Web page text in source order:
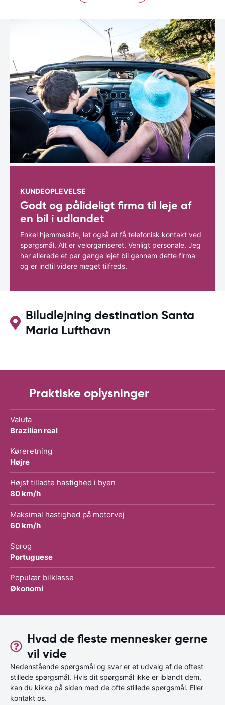
KUNDEOPLEVELSE
Godt og pålideligt firma til leje af
en bil i udlandet
Enkel hjemmeside, let også at få telefonisk kontakt ved
spørgsmål. Alt er velorganiseret. Venligt personale. Jeg
har allerede et par gange lejet bil gennem dette firma
og er indtil videre meget tilfreds.
Biludlejning destination Santa
Maria Lufthavn
Praktiske oplysninger
Valuta
Brazilian real
Køreretning
Højre
Højst tilladte hastighed i byen
80 km/h
Maksimal hastighed på motorvej
60 km/h
Sprog
Portuguese
Populær bilklasse
Økonomi
Hvad de fleste mennesker gerne
vil vide
Nedenstående spørgsmål og svar er et udvalg af de oftest
stillede spørgsmål. Hvis dit spørgsmål ikke er iblandt dem,
kan du kikke på siden med de ofte stillede spørgsmål. Eller
kontakt os.